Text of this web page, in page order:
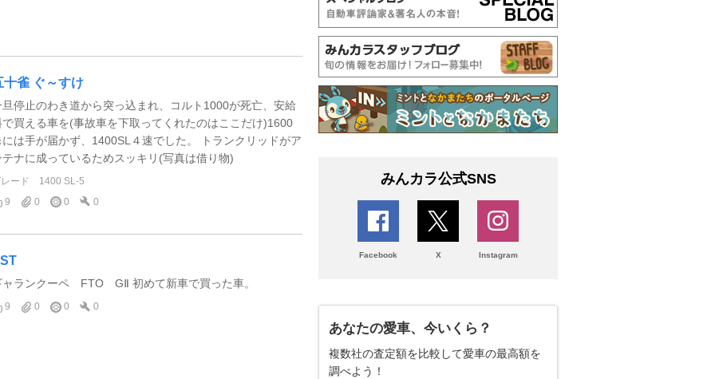
十雀 ぐ～すけ
旦停止のわき道から突っ込まれ、コルト1000が死亡、安給
で買える車を(事故車を下取ってくれたのはここだけ)1600
には手が届かず、1400SL４速でした。 トランクリッドがア
テナに成っているためスッキリ(写真は借り物)
ード
1400 SL-5
9
0 0 0
ャランクーペ FTO GⅡ 初めて新車で買った車。
9 0 0 0
みんカラ公式SNS
Facebook X Instagram
あなたの愛車、今いくら？
複数社の査定額を比較して愛車の最高額を
調べよう！